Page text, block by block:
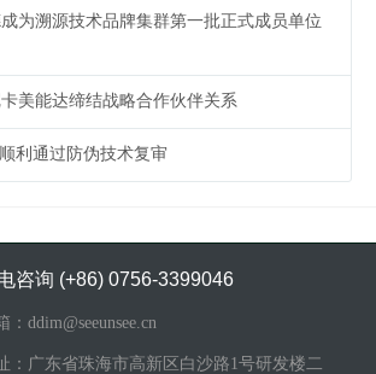
为溯源技术品牌集群第一批正式成员单位
美能达缔结战略合作伙伴关系
利通过防伪技术复审
咨询 (+86) 0756-3399046
：ddim@seeunsee.cn
：广东省珠海市高新区白沙路1号研发楼二